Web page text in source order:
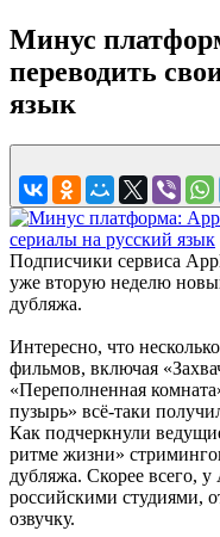
Минус
переводить
язык
Подписчики сервиса
уже вторую неделю
дубляжа.
Интересно, что
фильмов, включая
«Переполненная
пузырь» всё-таки
Как подчеркнули
ритме жизни»
дубляжа. Скорее всего,
российскими студиями,
озвучку.